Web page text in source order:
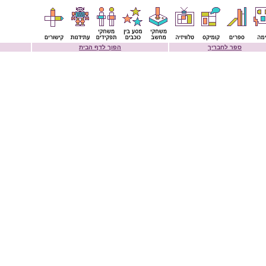
הפוך לדף הבית ספר לחבריך